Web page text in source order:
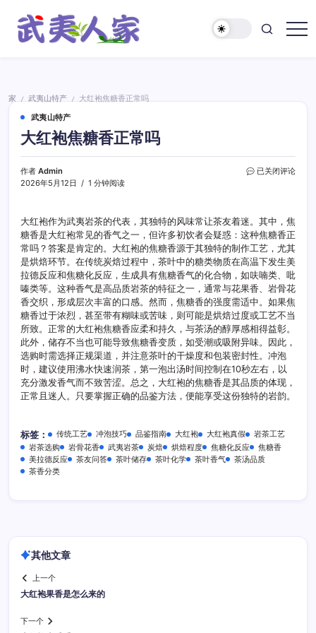
家
家 / 武夷山特产 /
大红袍焦糖香正常吗
武夷山特产
大红袍焦糖香正常吗
作者 Admin
2026年5月12日
1 分钟阅读
大
糖
香
正
常
吗
已关闭评论
大红袍作为武夷岩茶的代表，其独特的风味常让茶友着迷。其中，焦
糖香是大红袍常见的香气之一，但许多初饮者会疑惑：这种焦糖香正
常吗？答案是肯定的。大红袍的焦糖香源于其独特的制作工艺，尤其
是烘焙环节。在传统炭焙过程中，茶叶中的糖类物质在高温下发生美
拉德反应和焦糖化反应，生成具有焦糖香气的化合物，如呋喃类、吡
嗪类等。这种香气是高品质岩茶的特征之一，通常与花果香、岩骨花
香交织，形成层次丰富的口感。然而，焦糖香的强度需适中。如果焦
糖香过于浓烈，甚至带有糊味或苦味，则可能是烘焙过度或工艺不当
所致。正常的大红袍焦糖香应柔和持久，与茶汤的醇厚感相得益彰。
此外，储存不当也可能导致焦糖香变质，如受潮或吸附异味。因此，
选购时需选择正规渠道，并注意茶叶的干燥度和包装密封性。冲泡
时，建议使用沸水快速润茶，第一泡出汤时间控制在10秒左右，以
充分激发香气而不致苦涩。总之，大红袍的焦糖香是其品质的体现，
正常且迷人。只要掌握正确的品鉴方法，便能享受这份独特的岩韵。
标签： 传统工艺 冲泡技巧 品鉴指南 大红袍 大红袍真假
岩茶工艺
岩茶选购
岩骨花香 武夷岩茶 炭焙 烘焙程度 焦糖化反应
焦糖香
美拉德反应
茶友问答 茶叶储存 茶叶化学 茶叶香气
茶汤品质
茶香分类
其他文章
上一个
大红袍果香是怎么来的
下一个